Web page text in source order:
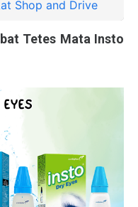
Shop and Drive
Tetes Mata Insto